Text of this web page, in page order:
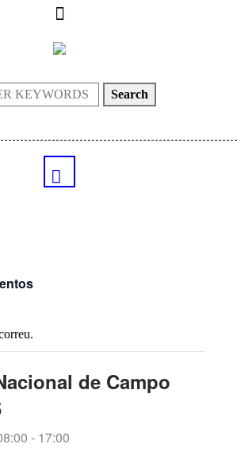
Search
de Campo
- 17:00